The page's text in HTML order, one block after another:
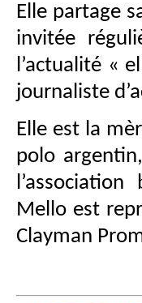
Elle partage
invitée
l’actualité «
journaliste
Elle est la
polo
Mello est
Clayman